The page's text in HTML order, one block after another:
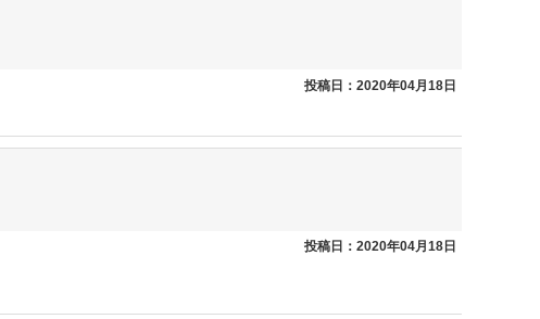
投稿日：2020年04月18日
投稿日：2020年04月18日